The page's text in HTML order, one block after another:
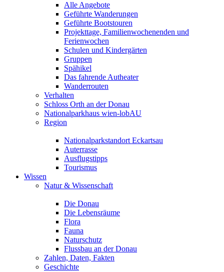
Alle Angebote
Geführte Wanderungen
Geführte Bootstouren
Projekttage, Familienwochenenden und
Ferienwochen
Schulen und Kindergärten
Gruppen
Spähikel
Das fahrende Autheater
Wanderrouten
Verhalten
Schloss Orth an der Donau
Nationalparkhaus wien-lobAU
Region
Nationalparkstandort Eckartsau
Auterrasse
Ausflugstipps
Tourismus
Wissen
Natur & Wissenschaft
Die Donau
Die Lebensräume
Flora
Fauna
Naturschutz
Flussbau an der Donau
Zahlen, Daten, Fakten
Geschichte